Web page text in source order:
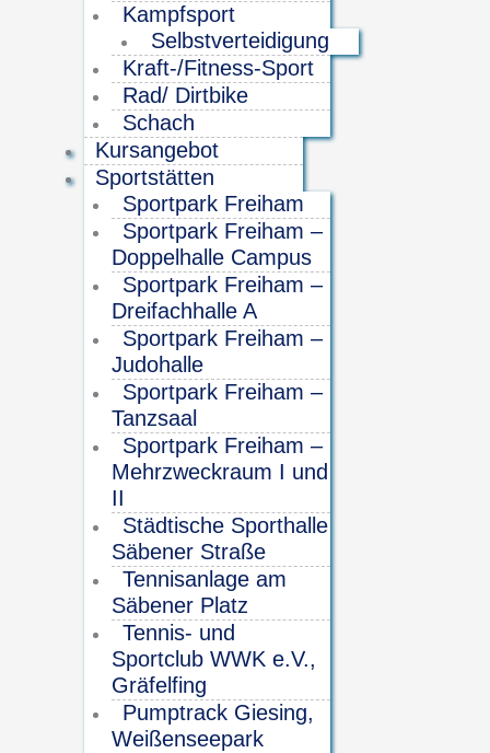
Kampfsport
Selbstverteidigung
Kraft-/Fitness-Sport
Rad/ Dirtbike
Schach
Kursangebot
Sportstätten
Sportpark Freiham
Sportpark Freiham –
Doppelhalle Campus
Sportpark Freiham –
Dreifachhalle A
Sportpark Freiham –
Judohalle
Sportpark Freiham –
Tanzsaal
Sportpark Freiham –
Mehrzweckraum I und
II
Städtische Sporthalle
Säbener Straße
Tennisanlage am
Säbener Platz
Tennis- und
Sportclub WWK e.V.,
Gräfelfing
Pumptrack Giesing,
Weißenseepark